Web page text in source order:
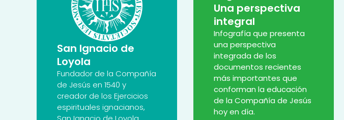
San Ignacio de
Loyola
Fundador de la Compañía
de Jesús en 1540 y
creador de los Ejercicios
espirituales ignacianos,
Una perspectiva
integral
Infografía que presenta
una perspectiva
integrada de los
documentos recientes
más importantes que
conforman la educación
de la Compañía de Jesús
hoy en día.